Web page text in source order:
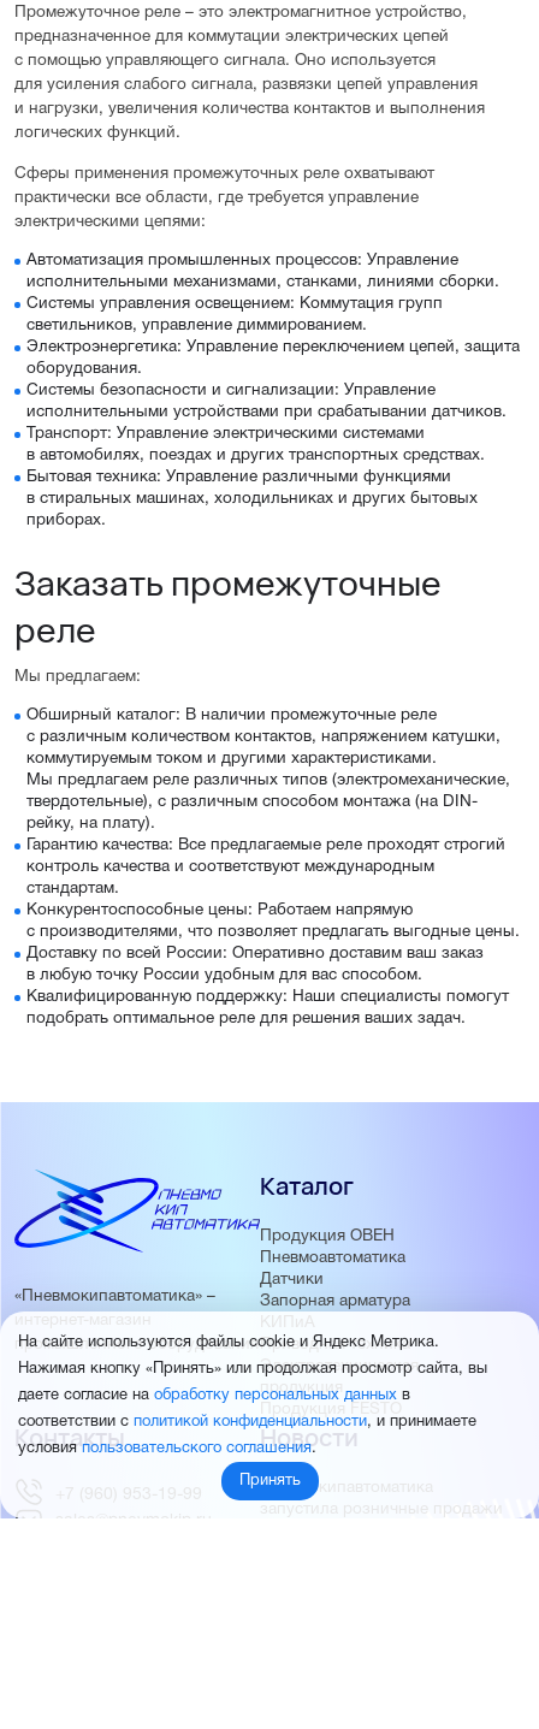
Промежуточное реле – это электромагнитное устройство,
предназначенное для коммутации электрических цепей
с помощью управляющего сигнала. Оно используется
для усиления слабого сигнала, развязки цепей управления
и нагрузки, увеличения количества контактов и выполнения
логических функций.
Сферы применения промежуточных реле охватывают
практически все области, где требуется управление
электрическими цепями:
Автоматизация промышленных процессов: Управление
исполнительными механизмами, станками, линиями сборки.
Системы управления освещением: Коммутация групп
светильников, управление диммированием.
Электроэнергетика: Управление переключением цепей, защита
оборудования.
Системы безопасности и сигнализации: Управление
исполнительными устройствами при срабатывании датчиков.
Транспорт: Управление электрическими системами
в автомобилях, поездах и других транспортных средствах.
Бытовая техника: Управление различными функциями
в стиральных машинах, холодильниках и других бытовых
приборах.
Заказать промежуточные
реле
Мы предлагаем:
Обширный каталог: В наличии промежуточные реле
с различным количеством контактов, напряжением катушки,
коммутируемым током и другими характеристиками.
Мы предлагаем реле различных типов (электромеханические,
твердотельные), с различным способом монтажа (на DIN-
рейку, на плату).
Гарантию качества: Все предлагаемые реле проходят строгий
контроль качества и соответствуют международным
стандартам.
Конкурентоспособные цены: Работаем напрямую
с производителями, что позволяет предлагать выгодные цены.
Доставку по всей России: Оперативно доставим ваш заказ
в любую точку России удобным для вас способом.
Квалифицированную поддержку: Наши специалисты помогут
подобрать оптимальное реле для решения ваших задач.
«Пневмокипавтоматика» –
интернет-магазин
промышленного оборудования
Каталог
Продукция ОВЕН
Пневмоавтоматика
Датчики
Запорная арматура
КИПиА
Приводная техника
Электротехническая
продукция
Продукция FESTO
Новости
Пневмокипавтоматика
запустила розничные продажи
Контакты
+7 (960) 953-19-99
sales@pnevmokip.ru
На сайте используются файлы cookie и Яндекс Метрика.
Нажимая кнопку «Принять» или продолжая просмотр сайта, вы
даете согласие на обработку персональных данных в
соответствии с политикой конфиденциальности, и принимаете
условияпользовательского соглашения.
Принять